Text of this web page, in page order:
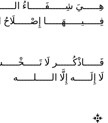
هِـــــيَ شِـــــفَـــــاءُ
فِـــــيـــــهَـــــا إِصْـــــلَاحُ
فَـــــاذْكُـــــر لَا
لَا إِلَـــــه إِلَّا الـــــلـــــه